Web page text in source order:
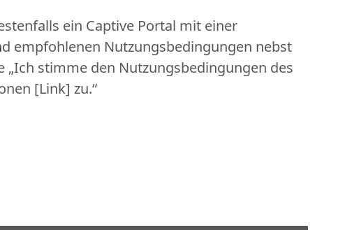
ein Captive Portal mit einer
empfohlenen Nutzungsbedingungen nebst
stimme den Nutzungsbedingungen des
[Link] zu.“